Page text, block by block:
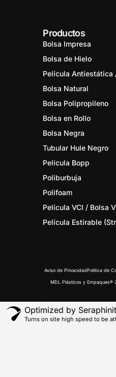
Productos
Bolsa Impresa
Bolsa de Hielo
Película Antiestática
Bolsa Natural
Bolsa Polipropileno
Bolsa en Rollo
Bolsa Negra
Tubular Hule Negro
Película Bopp
Poliburbuja
Polifoam
Película VCI / Bolsa
Película Estirable
Aviso de PrivacidadPolítica de
MDL Plásticos y Empaques®
Optimized by
Turns on site high speed to be